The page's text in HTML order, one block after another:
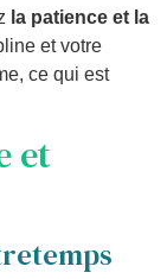
la patience et la
et votre
ce qui est
et